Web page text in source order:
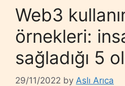
Web3
örnekleri:
sağladığı 5
29/11/2022 by Aslı Arıca